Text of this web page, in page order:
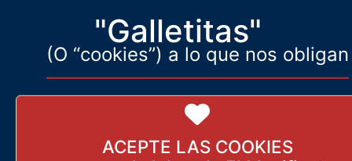
"Galletitas"
(O “cookies”) a lo que nos obligan
ACEPTE LAS COOKIES
Lo que Trump enseña a los
débiles